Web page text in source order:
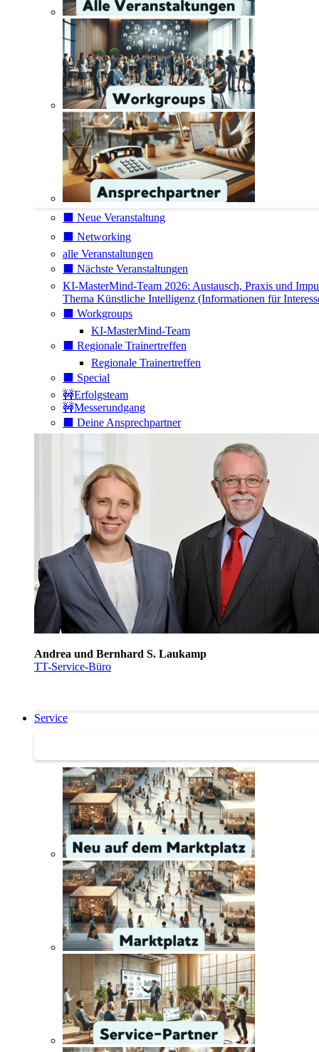
⬛️ Neue Veranstaltung
⬛️ Networking
alle Veranstaltungen
⬛️ Nächste Veranstaltungen
KI-MasterMind-Team 2026: Austausch, Praxis und
Thema Künstliche Intelligenz (Informationen für
⬛️ Workgroups
KI-MasterMind-Team
⬛️ Regionale Trainertreffen
Regionale Trainertreffen
⬛️ Special
🚧Erfolgsteam
🚧Messerundgang
⬛️ Deine Ansprechpartner
Andrea und Bernhard S. Laukamp
TT-Service-Büro
Service